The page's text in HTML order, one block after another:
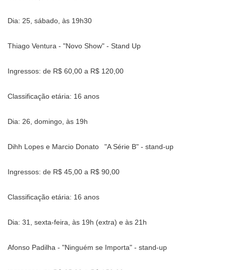
Dia: 25, sábado, às 19h30
Thiago Ventura - "Novo Show" - Stand Up
Ingressos: de R$ 60,00 a R$ 120,00
Classificação etária: 16 anos
Dia: 26, domingo, às 19h
Dihh Lopes e Marcio Donato "A Série B" - stand-up
Ingressos: de R$ 45,00 a R$ 90,00
Classificação etária: 16 anos
Dia: 31, sexta-feira, às 19h (extra) e às 21h
Afonso Padilha - "Ninguém se Importa" - stand-up